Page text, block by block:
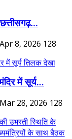
Apr 8, 2026 128
में सूर्य...
Mar 28, 2026 128